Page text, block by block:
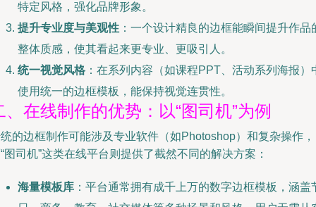
特定风格，强化品牌形象。
提升专业度与美观性 ：一个设计精良的边框能瞬间提升作品
整体质感，使其看起来更专业、更吸引人。
统一视觉风格 ：在系列内容（如课程PPT、活动系列海报）
使用统一的边框模板，能保持视觉连贯性。
、在线制作的优势：以“图司机”为例
的边框制作可能涉及专业软件（如Photoshop）和复杂操作，
图司机”这类在线平台则提供了截然不同的解决方案：
海量模板库 ：平台通常拥有成千上万的数字边框模板，涵盖